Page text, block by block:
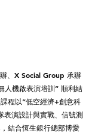
、X Social Group 承辦
人機啟表演培訓” 順利結
程以“低空經濟+創意科
表演設計與實戰、信號測
結合恆生銀行總部博愛